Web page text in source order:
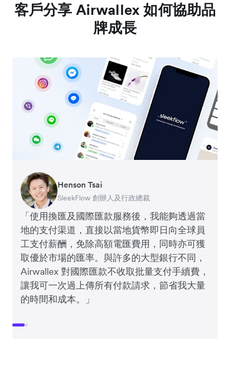
客戶分享 Airwallex 如何協助品
牌成長
「使用換匯及國際匯款服務後，我能夠透過當
地的支付渠道，直接以當地貨幣即日向全球員
工支付薪酬，免除高額電匯費用，同時亦可獲
取優於市場的匯率。與許多的大型銀行不同，
Airwallex 對國際匯款不收取批量支付手續費，
讓我可一次過上傳所有付款請求，節省我大量
的時間和成本。」
Henson Tsai
SleekFlow 創辦人及行政總裁
Tomy Wu
MyiCellar 共同創辦人